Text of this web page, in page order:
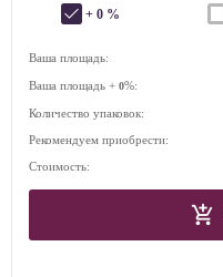
+ 0 %
Ваша площадь:
Ваша площадь + 0%:
Количество упаковок:
Рекомендуем приобрести:
Стоимость: